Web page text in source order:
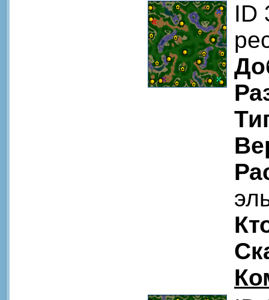
ID